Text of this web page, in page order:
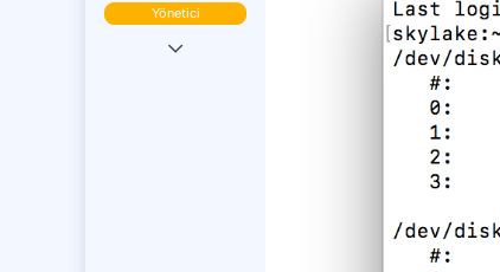
Yönetici
19 Eki 2016